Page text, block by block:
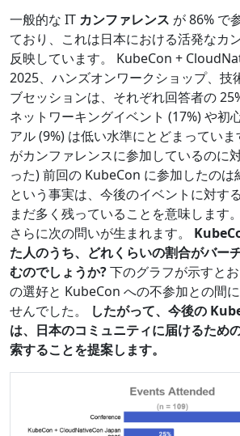
一般的な IT カンファレンス が 86% で
ており、これは日本における活発なカ
反映しています。 KubeCon +
2025、ハンズオンワークショップ、技
ブセッションは、それぞれ回答者の
ネットワーキングイベント (17%) や初
アル (9%) は低い水準にとどまってい
がカンファレンスに参加しているのに
った) 前回の KubeCon に参加したのは
という事実は、今後のイベントに対す
まだ多く残っていることを意味します
さらに次の問いが生まれます。
た人のうち、どれくらいの割合がバー
むのでしょうか?下のグラフが示すと
の選好と KubeCon への不参加との間
せんでした。
したがって、今後の
は、日本のコミュニティに届けるため
索することを提案します。